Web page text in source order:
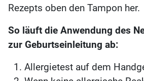
Rezepts oben den Tampon her.
So läuft die Anwendung des
zur Geburtseinleitung ab:
Allergietest auf dem